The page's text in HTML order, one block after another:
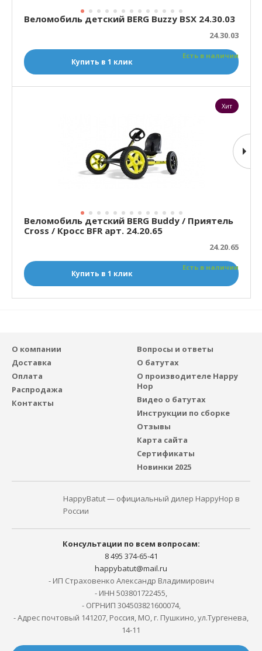
Веломобиль детский BERG Buzzy BSX 24.30.03
24.30.03
Есть в наличии
Купить в 1 клик
Веломобиль детский BERG Buddy / Приятель
Cross / Кросс BFR арт. 24.20.65
24.20.65
Есть в наличии
Купить в 1 клик
Хит
О компании
Доставка
Оплата
Распродажа
Контакты
Вопросы и ответы
О батутах
О производителе Happy
Hop
Видео о батутах
Инструкции по сборке
Отзывы
Карта сайта
Сертификаты
Новинки 2025
HappyBatut — официальный дилер HappyHop в
России
Консультации по всем вопросам:
8 495 374-65-41
happybatut@mail.ru
- ИП Страховенко Александр Владимирович
- ИНН 503801722455,
- ОГРНИП 304503821600074,
- Адрес почтовый 141207, Россия, МО, г. Пушкино, ул.Тургенева,
14-11